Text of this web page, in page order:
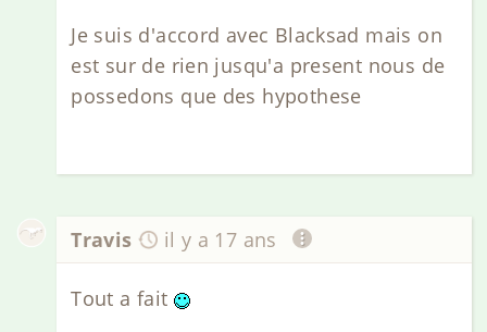
Je suis d'accord avec Blacksad mais on
est sur de rien jusqu'a present nous de
possedons que des hypothese
Travis il y a 17 ans
Tout a fait